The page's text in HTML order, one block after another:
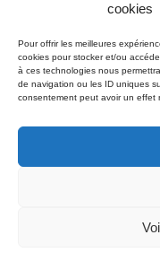
cookies
Pour offrir les meilleures
cookies pour stocker et/ou
à ces technologies nous
de navigation ou les ID uniques
consentement peut avoir un effet
Information
Bijouterie SIAUD11
Tél: 04 93 82 29 34 / 09 78